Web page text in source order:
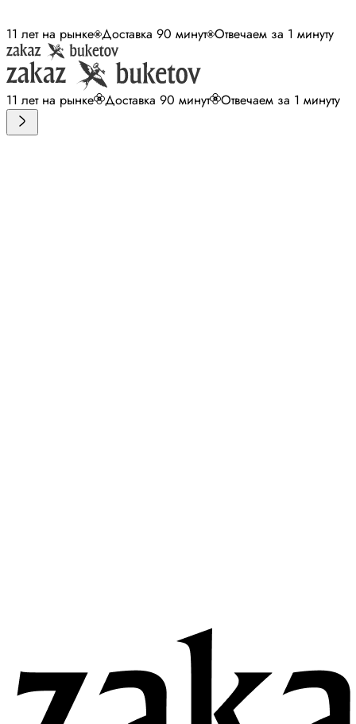
11 лет на рынке Доставка 90 минут Отвечаем за 1 минуту
11 лет на рынке Доставка 90 минут Отвечаем за 1 минуту